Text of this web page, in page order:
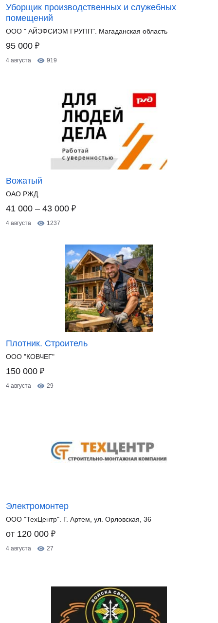
Уборщик производственных и служебных
помещений
ООО " АЙЭФСИЭМ ГРУПП". Магаданская область
95 000 ₽
4 августа 919
Вожатый
ОАО РЖД
41 000 – 43 000 ₽
4 августа 1237
Плотник. Строитель
ООО "КОВЧЕГ"
150 000 ₽
4 августа 29
Электромонтер
ООО "ТехЦентр". Г. Артем, ул. Орловская, 36
от 120 000 ₽
4 августа 27